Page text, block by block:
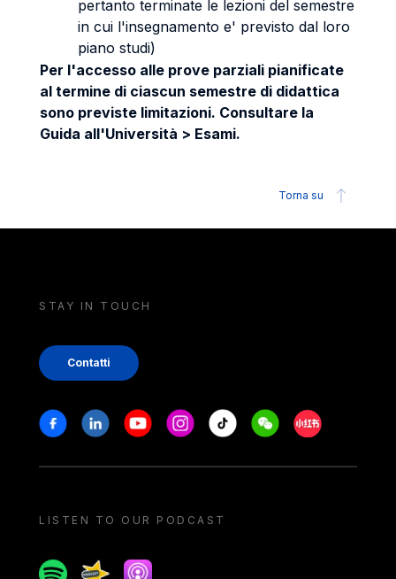
pertanto terminate le lezioni del semestre
in cui l'insegnamento e' previsto dal loro
piano studi)
Per l'accesso alle prove parziali pianificate
al termine di ciascun semestre di didattica
sono previste limitazioni. Consultare la
Guida all'Università > Esami.
Torna su
STAY IN TOUCH
Contatti
Stay in touch
FacebookLinkedinYoutubeInstagram
Tiktok WeechatXiaohongshu/
LISTEN TO OUR PODCAST
SpotifySpreakerApple podcast